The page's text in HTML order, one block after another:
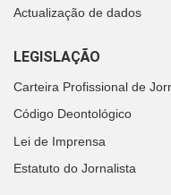
Actualização de dados
LEGISLAÇÃO
Carteira Profissional de
Código Deontológico
Lei de Imprensa
Estatuto do Jornalista